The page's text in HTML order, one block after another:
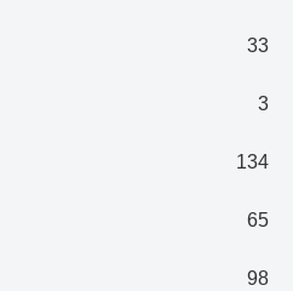
33
3
134
65
98